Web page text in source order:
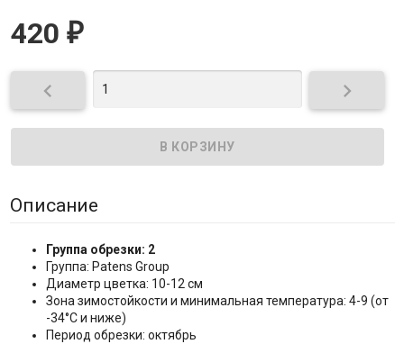
420 ₽
 
Описание
Группа обрезки: 2
Группа: Patens Group
Диаметр цветка: 10-12 см
Зона зимостойкости и минимальная температура: 4-9 (от
-34°C и ниже)
Период обрезки: октябрь